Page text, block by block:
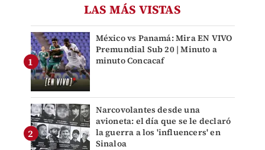
LAS MÁS VISTAS
México vs Panamá: Mira EN VIVO
Premundial Sub 20 | Minuto a
minuto Concacaf
Narcovolantes desde una
avioneta: el día que se le declaró
la guerra a los 'influencers' en
Sinaloa